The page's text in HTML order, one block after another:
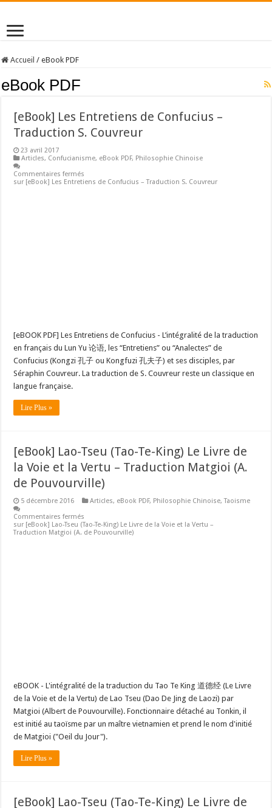
Accueil / eBook PDF
eBook PDF
[eBook] Les Entretiens de Confucius –
Traduction S. Couvreur
23 avril 2017
Articles, Confucianisme, eBook PDF, Philosophie Chinoise
Commentaires fermés
sur [eBook] Les Entretiens de Confucius – Traduction S. Couvreur
[eBOOK PDF] Les Entretiens de Confucius - L’intégralité de la traduction
en français du Lun Yu 论语, les “Entretiens” ou “Analectes” de
Confucius (Kongzi 孔子 ou Kongfuzi 孔夫子) et ses disciples, par
Séraphin Couvreur. La traduction de S. Couvreur reste un classique en
langue française.
Lire Plus »
[eBook] Lao-Tseu (Tao-Te-King) Le Livre de
la Voie et la Vertu – Traduction Matgioi (A.
de Pouvourville)
5 décembre 2016 Articles, eBook PDF, Philosophie Chinoise,Taoisme
Commentaires fermés
sur [eBook] Lao-Tseu (Tao-Te-King) Le Livre de la Voie et la Vertu –
Traduction Matgioi (A. de Pouvourville)
eBOOK - L'intégralité de la traduction du Tao Te King 道德经 (Le Livre
de la Voie et de la Vertu) de Lao Tseu (Dao De Jing de Laozi) par
Matgioi (Albert de Pouvourville). Fonctionnaire détaché au Tonkin, il
est initié au taoïsme par un maître vietnamien et prend le nom d'initié
de Matgioi ("Oeil du Jour").
Lire Plus »
[eBook] Lao-Tseu (Tao-Te-King) Le Livre de